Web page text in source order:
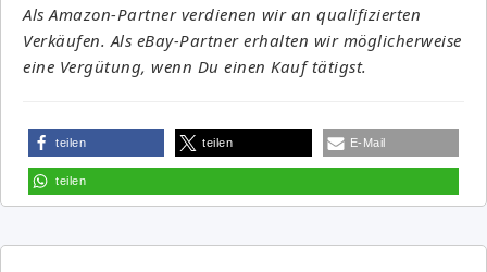
Als Amazon-Partner verdienen wir an qualifizierten
Verkäufen. Als eBay-Partner erhalten wir möglicherweise
eine Vergütung, wenn Du einen Kauf tätigst.
teilen teilen E-Mail
teilen